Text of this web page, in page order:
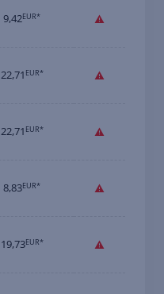
9,42EUR*
22,71 EUR*
22,71 EUR*
8,83EUR*
19,73EUR*